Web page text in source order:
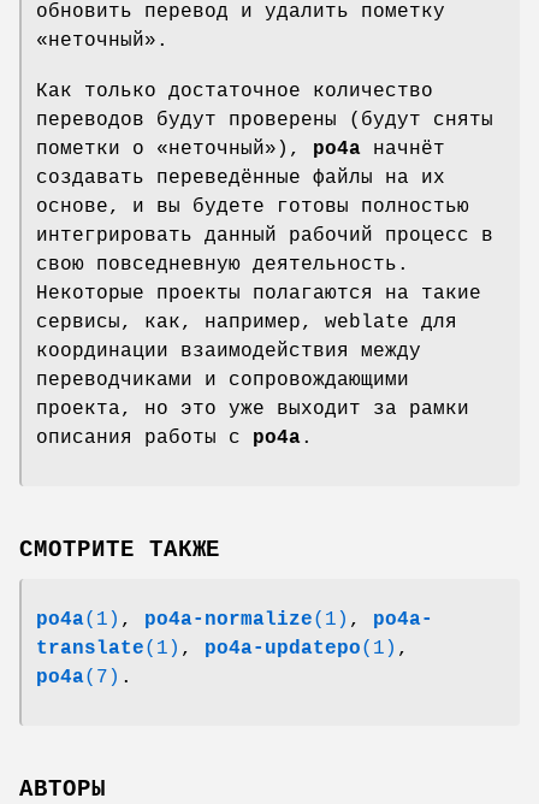
обновить перевод и удалить пометку
«неточный».
Как только достаточное количество
переводов будут проверены (будут сняты
пометки о «неточный»), po4a начнёт
создавать переведённые файлы на их
основе, и вы будете готовы полностью
интегрировать данный рабочий процесс в
свою повседневную деятельность.
Некоторые проекты полагаются на такие
сервисы, как, например, weblate для
координации взаимодействия между
переводчиками и сопровождающими
проекта, но это уже выходит за рамки
описания работы с po4a.
СМОТРИТЕ ТАКЖЕ
po4a(1) , po4a-normalize(1) , po4a-
translate(1) , po4a-updatepo(1) ,
po4a(7) .
АВТОРЫ